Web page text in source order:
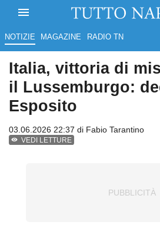
NOTIZIE MAGAZINE RADIO TN
Italia, vittoria di
il Lussemburgo:
Esposito
03.06.2026 22:37 di Fabio Tarantino
VEDI LETTURE